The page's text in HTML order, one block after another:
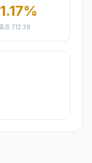
1.17%
点 712.39